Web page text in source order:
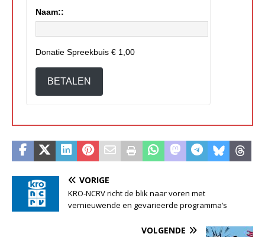
Naam::
Donatie Spreekbuis € 1,00
BETALEN
VORIGE
KRO-NCRV richt de blik naar voren met
vernieuwende en gevarieerde programma’s
VOLGENDE